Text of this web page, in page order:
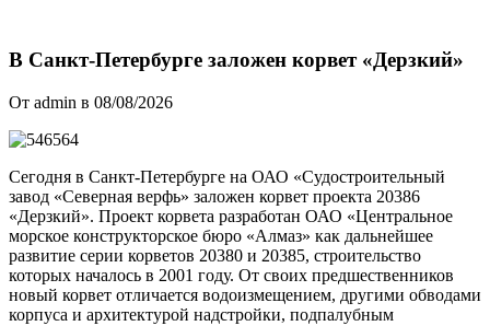
В Санкт-Петербурге заложен корвет «Дерзкий»
От admin в 08/08/2026
Сегодня в Санкт-Петербурге на ОАО «Судостроительный
завод «Северная верфь» заложен корвет проекта 20386
«Дерзкий». Проект корвета разработан ОАО «Центральное
морское конструкторское бюро «Алмаз» как дальнейшее
развитие серии корветов 20380 и 20385, строительство
которых началось в 2001 году. От своих предшественников
новый корвет отличается водоизмещением, другими обводами
корпуса и архитектурой надстройки, подпалубным